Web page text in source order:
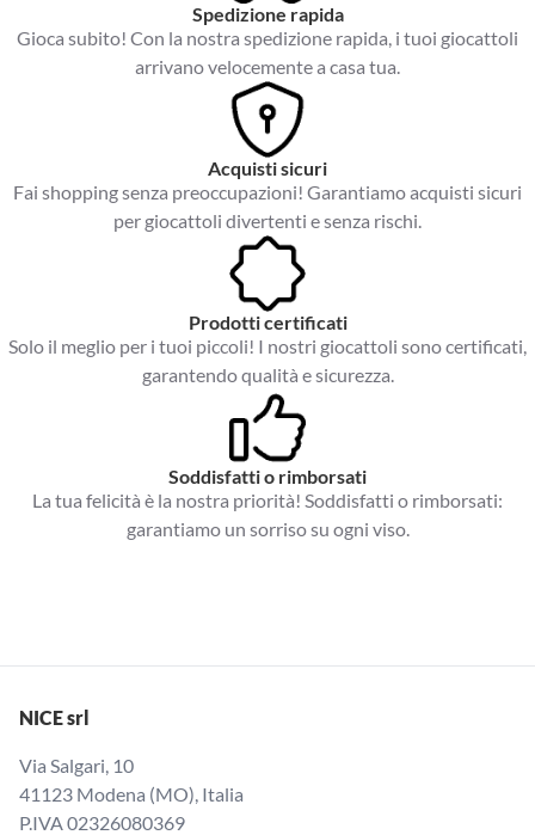
Spedizione rapida
Gioca subito! Con la nostra spedizione rapida, i tuoi giocattoli
arrivano velocemente a casa tua.
Acquisti sicuri
Fai shopping senza preoccupazioni! Garantiamo acquisti sicuri
per giocattoli divertenti e senza rischi.
Prodotti certificati
Solo il meglio per i tuoi piccoli! I nostri giocattoli sono certificati,
garantendo qualità e sicurezza.
Soddisfatti o rimborsati
La tua felicità è la nostra priorità! Soddisfatti o rimborsati:
garantiamo un sorriso su ogni viso.
NICE srl
Via Salgari, 10
41123 Modena (MO), Italia
P.IVA 02326080369